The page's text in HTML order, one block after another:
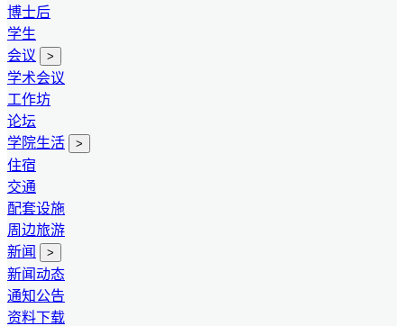
博士后
学生
会议
>
学术会议
工作坊
论坛
学院生活
>
住宿
交通
配套设施
周边旅游
新闻
>
新闻动态
通知公告
资料下载